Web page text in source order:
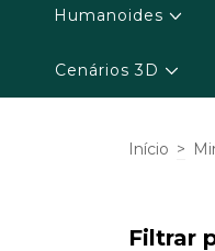
Humanoides
Cenários 3D
Início >
Filtrar